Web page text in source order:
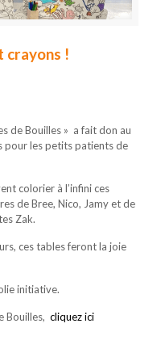
crayons !
de Bouilles » a fait don au
pour les petits patients de
colorier à l’infini ces
de Bree, Nico, Jamy et de
Zak.
ces tables feront la joie
initiative.
Bouilles, cliquez ici